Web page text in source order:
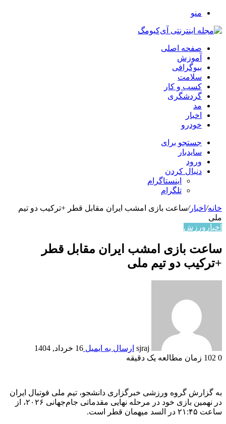
منو
صفحه اصلی
آموزش
بیوگرافی
سلامت
کسب و کار
گردشگری
مد
اخبار
خودرو
جستجو برای
سایدبار
ورود
دنبال کردن
اینستاگرام
تلگرام
خانه/ اخبار/ساعت بازی امشب ایران مقابل قطر +ترکیب دو تیم
ملی
اخبار ورزش
ساعت بازی امشب ایران مقابل قطر
+ترکیب دو تیم ملی
sjraj ارسال به ایمیل 16 خرداد, 1404
0
زمان مطالعه یک دقیقه
به گزارش گروه ورزشی خبرگزاری دانشجو، تیم ملی فوتبال ایران
در نهمین بازی خود در مرحله نهایی مقدماتی جام‌جهانی ۲۰۲۶، از
ساعت ۲۱:۴۵ در السد میهمان قطر است.